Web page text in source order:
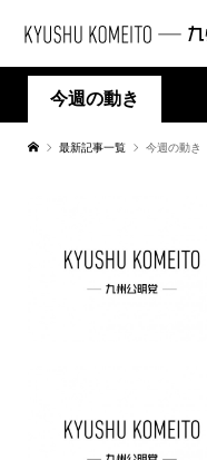
今週の動き
最新記事一覧 今週の動き